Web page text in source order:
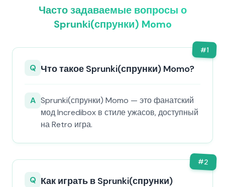
Часто задаваемые вопросы о
Sprunki(спрунки) Momo
#1
Q Что такое Sprunki(спрунки) Momo?
A Sprunki(спрунки) Momo — это фанатский
мод Incredibox в стиле ужасов, доступный
на Retro игра.
#2
Q Как играть в Sprunki(спрунки)